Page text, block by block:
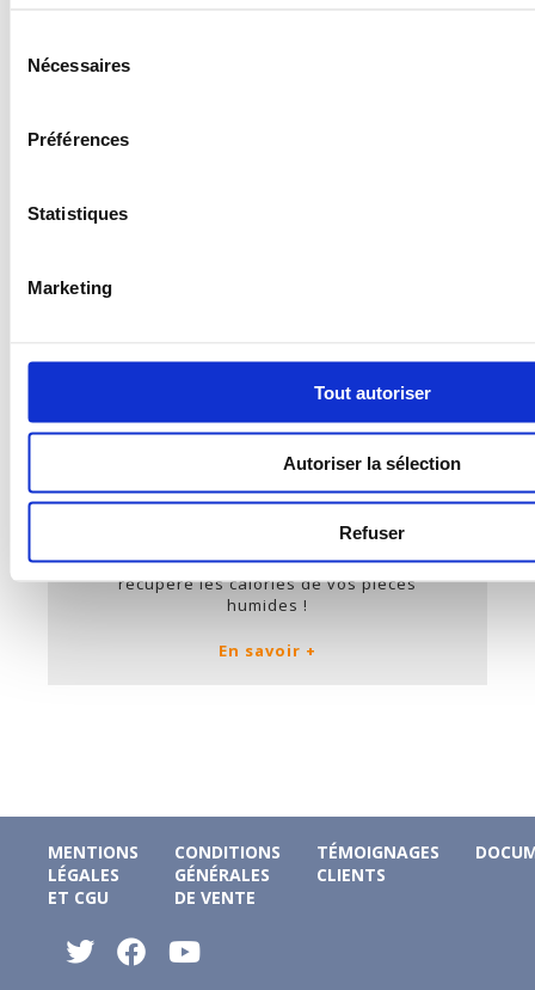
Nécessaires
Préférences
Statistiques
Marketing
Tout autoriser
Autoriser la sélection
Refuser
CHAUFFE-EAU
THERMODYNAMIQUE VMC
Chauffe-eau thermodynamique qui
récupère les calories de vos pièces
humides !
En savoir +
MENTIONS
LÉGALES
ET CGU
CONDITIONS
GÉNÉRALES
DE VENTE
TÉMOIGNAGES
CLIENTS